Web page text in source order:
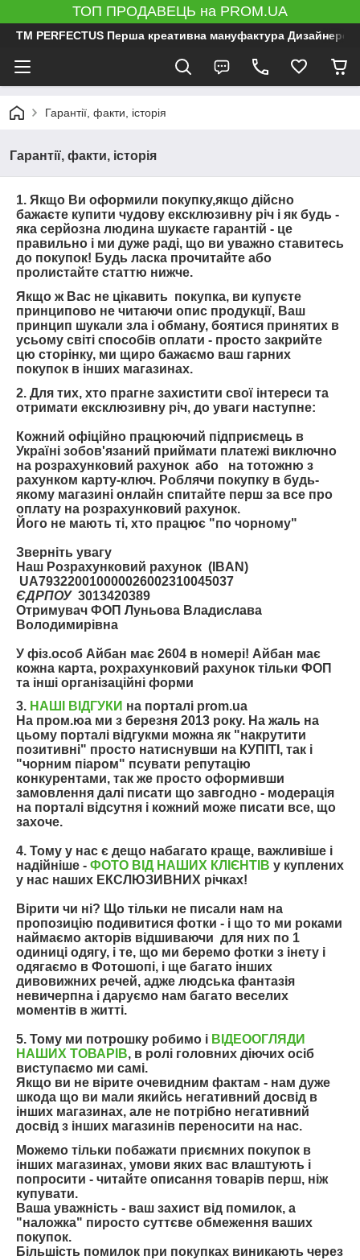
ТОП ПРОДАВЕЦЬ на PROM.UA
ТМ PERFECTUS Перша креативна мануфактура
Гарантії, факти, історія
Гарантії, факти, історія
1. Якщо Ви оформили покупку,якщо дійсно
бажаєте купити чудову ексклюзивну річ і як будь -
яка серйозна людина шукаєте гарантій - це
правильно і ми дуже раді, що ви уважно ставитесь
до покупок! Будь ласка прочитайте або
пролистайте статтю нижче.
Якщо ж Вас не цікавить покупка, ви купуєте
принципово не читаючи опис продукції, Ваш
принцип шукали зла і обману, боятися принятих в
усьому світі способів оплати - просто закрийте
цю сторінку, ми щиро бажаємо ваш гарних
покупок в інших магазинах.
2. Для тих, хто прагне захистити свої інтереси та
отримати ексклюзивну річ, до уваги наступне:
Кожний офіційно працюючий підприємець в
Україні зобов'язаний приймати платежі виключно
на розрахунковий рахунок або на тотожню з
рахунком карту-ключ. Роблячи покупку в будь-
якому магазині онлайн спитайте перш за все про
оплату на розрахунковий рахунок.
Його не мають ті, хто працює "по чорному"
Зверніть увагу
Наш Розрахунковий рахунок (IBAN)
UA793220010000026002310045037
ЄДРПОУ 3013420389
Отримувач ФОП Луньова Владислава
Володимирівна
У фіз.особ Айбан має 2604 в номері! Айбан має
кожна карта, рохрахунковий рахунок тільки ФОП
та інші організаційні форми
3. НАШІ ВІДГУКИ на порталі prom.ua
На пром.юа ми з березня 2013 року. На жаль на
цьому порталі відгукми можна як "накрутити
позитивні" просто натиснувши на КУПІТІ , так і
"чорним піаром" псувати репутацію
конкурентами, так же просто оформивши
замовлення далі писати що завгодно - модерація
на порталі відсутня і кожний може писати все, що
захоче.
4. Тому у нас є дещо набагато краще, важливіше і
надійніше - ФОТО ВІД НАШИХ КЛІЄНТІВ у куплених
у нас наших ЕКСЛЮЗИВНИХ річках!
Вірити чи ні? Що тільки не писали нам на
пропозицію подивитися фотки - і що то ми роками
наймаємо акторів відшиваючи для них по 1
одиниці одягу, і те, що ми беремо фотки з інету і
одягаємо в Фотошопі, і ще багато інших
дивовижних речей, адже людська фантазія
невичерпна і даруємо нам багато веселих
моментів в житті.
5. Тому ми потрошку робимо і ВІДЕООГЛЯДИ
НАШИХ ТОВАРІВ, в ролі головних діючих осіб
виступаємо ми самі.
Якщо ви не вірите очевидним фактам - нам дуже
шкода що ви мали якийсь негативний досвід в
інших магазинах, але не потрібно негативний
досвід з інших магазинів переносити на нас.
Можемо тільки побажати приємних покупок в
інших магазинах, умови яких вас влаштують і
попросити - читайте описання товарів перш, ніж
купувати.
Ваша уважність - ваш захист від помилок, а
"наложка" пиросто суттєве обмеження ваших
покупок.
Більшість помилок при покупках виникають через